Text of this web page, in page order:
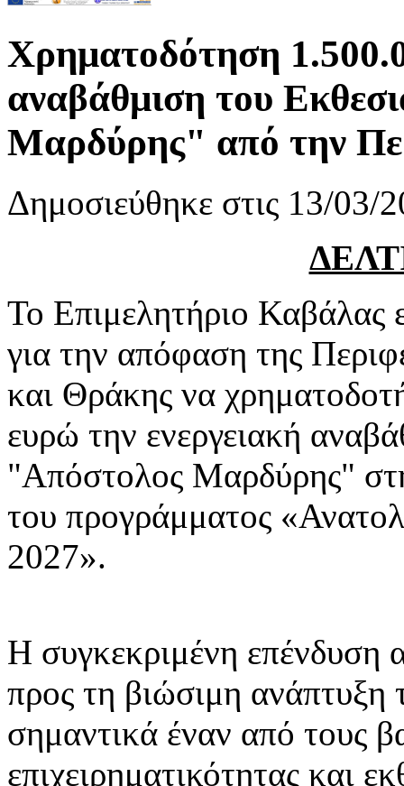
Χρηματοδότηση
αναβάθμιση του
Μαρδύρης" από την
Δημοσιεύθηκε στις 13/03/
Το Επιμελητήριο Καβάλας
για την απόφαση της
και Θράκης να
ευρώ την ενεργειακή
"Απόστολος Μαρδύρης"
του προγράμματος
2027».
Η συγκεκριμένη επένδυση
προς τη βιώσιμη
σημαντικά έναν από τους
επιχειρηματικότητας και